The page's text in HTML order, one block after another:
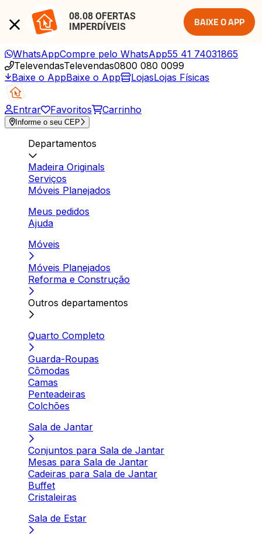
08.08 OFERTAS
IMPERDÍVEIS
BAIXE O APP
WhatsAppCompre pelo WhatsApp55 41 74031865
TelevendasTelevendas0800 080 0099
Baixe o AppBaixe o App LojasLojas Físicas
Entrar Favoritos Carrinho
Informe o seu CEP
Departamentos
Madeira Originals
Serviços
Móveis Planejados
Meus pedidos
Ajuda
Móveis
Móveis Planejados
Reforma e Construção
Outros departamentos
Quarto Completo
Guarda-Roupas
Cômodas
Camas
Penteadeiras
Colchões
Sala de Jantar
Conjuntos para Sala de Jantar
Mesas para Sala de Jantar
Cadeiras para Sala de Jantar
Buffet
Cristaleiras
Sala de Estar